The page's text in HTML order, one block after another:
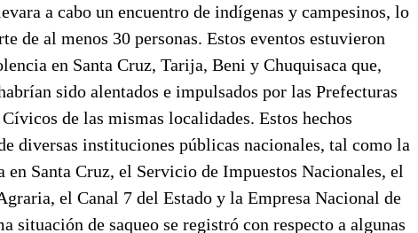
a cabo un encuentro de indígenas y campesinos, lo
de al menos 30 personas. Estos eventos estuvieron
en Santa Cruz, Tarija, Beni y Chuquisaca que,
sido alentados e impulsados por las Prefecturas
de las mismas localidades. Estos hechos
diversas instituciones públicas nacionales, tal como la
en Santa Cruz, el Servicio de Impuestos Nacionales, el
el Canal 7 del Estado y la Empresa Nacional de
situación de saqueo se registró con respecto a algunas